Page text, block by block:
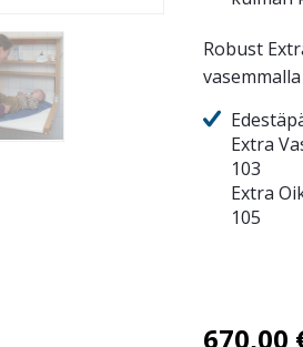
Robust
Extra
103
Extra
105
670,00